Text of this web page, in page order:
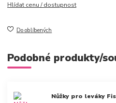
Hlídat cenu / dostupnost
Do oblíbených
Podobné produkty/
Nůžky pro leváky